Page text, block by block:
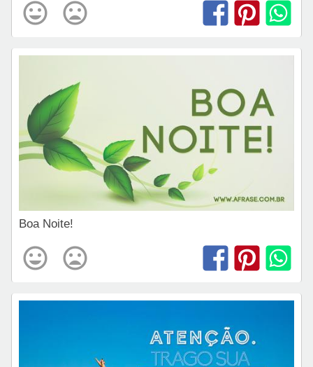
Boa Noite!